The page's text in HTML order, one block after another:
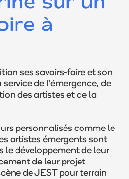
à
ses savoirs-faire et son
service de l’émergence, de
des artistes et de la
personnalisés comme le
artistes émergents sont
le développement de leur
de leur projet
de JEST pour terrain